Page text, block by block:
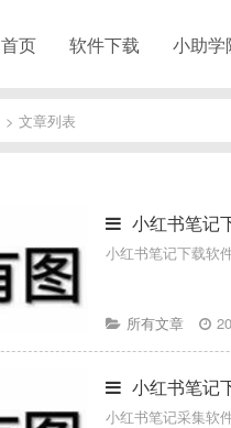
首页 软件下载 小助学
> 文章列表
小红书笔记
小红书笔记下载软
所有文章
小红书笔记
小红书笔记采集软